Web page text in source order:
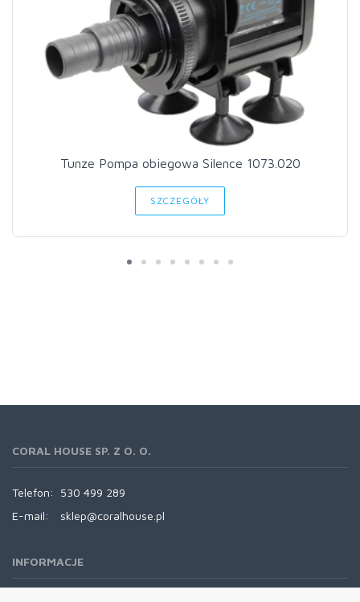
Tunze Pompa obiegowa Silence 1073.020
SZCZEGÓŁY
CORAL HOUSE SP. Z O. O.
Telefon:
530 499 289
E-mail:
sklep@coralhouse.pl
INFORMACJE